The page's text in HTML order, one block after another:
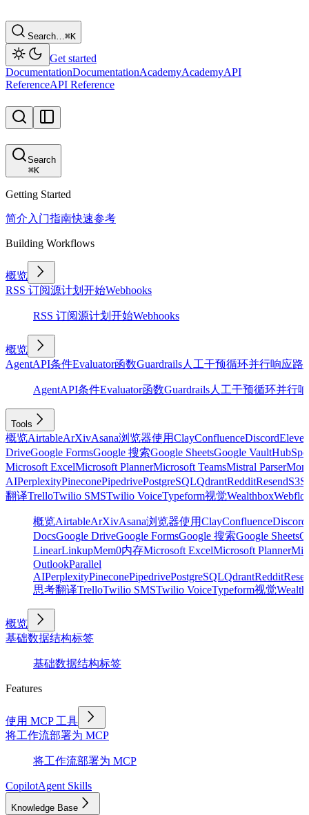
Search…⌘K
Get started
DocumentationDocumentationAcademyAcademyAPI
ReferenceAPI Reference
Search
⌘K
Getting Started
简介 入门指南快速参考
Building Workflows
概览
RSS 订阅源计划 开始Webhooks
RSS 订阅源计划 开始Webhooks
概览
AgentAPI条件Evaluator函数Guardrails人工干预循环并行响应路
AgentAPI条件Evaluator函数Guardrails人工干预循环并行
Tools
概览AirtableArXivAsana浏览器使用ClayConfluenceDiscord
DriveGoogle FormsGoogle 搜索Google SheetsGoogle Vault
Microsoft ExcelMicrosoft PlannerMicrosoft TeamsMistral Parser
AIPerplexityPineconePipedrivePostgreSQLQdrantRedditResendS3
翻译TrelloTwilio SMSTwilio VoiceTypeform视觉Wealthbox
概览AirtableArXivAsana浏览器使用ClayConfluenceDiscord
DocsGoogle DriveGoogle FormsGoogle 搜索Google Sheets
LinearLinkupMem0内存Microsoft ExcelMicrosoft Planner
OutlookParallel
AIPerplexityPineconePipedrivePostgreSQLQdrantReddit
思考翻译TrelloTwilio SMSTwilio VoiceTypeform视觉
概览
基础数据结构标签
基础数据结构标签
Features
使用 MCP 工具
将工作流部署为 MCP
将工作流部署为 MCP
CopilotAgent Skills
Knowledge Base